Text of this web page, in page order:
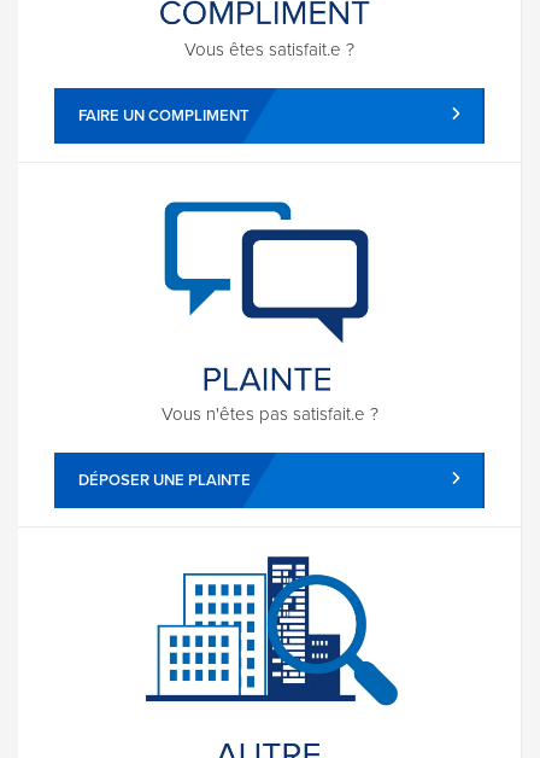
Vous êtes satisfait.e ?
FAIRE UN COMPLIMENT
Vous n'êtes pas satisfait.e ?
DÉPOSER UNE PLAINTE